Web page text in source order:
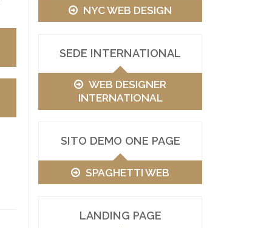
NYC WEB DESIGN
SEDE INTERNATIONAL
WEB DESIGNER
INTERNATIONAL
SITO DEMO ONE PAGE
SPAGHETTI WEB
LANDING PAGE